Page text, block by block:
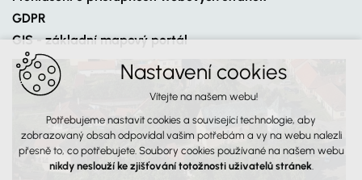
GDPR
GIS - základní mapový portál
Nastavení cookies
Vítejte na našem webu!
Potřebujeme nastavit cookies a související technologie, aby
zobrazovaný obsah odpovídal vašim potřebám a vy na webu nalezli
přesně to, co potřebujete. Soubory cookies používané na našem webu
nikdy neslouží ke zjišťování totožnosti uživatelů stránek.